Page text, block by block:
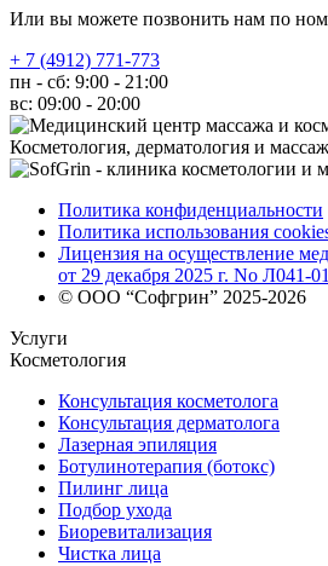
Или вы можете позвонить нам по
+ 7 (4912) 771-773
пн - сб: 9:00 - 21:00
вс: 09:00 - 20:00
Косметология, дерматология и массаж
Политика конфиденциальности
Политика использования
Лицензия на осуществление
от 29 декабря 2025 г. No Л041-
© ООО “Софгрин” 2025-2026
Услуги
Косметология
Консультация косметолога
Консультация дерматолога
Лазерная эпиляция
Ботулинотерапия (ботокс)
Пилинг лица
Подбор ухода
Биоревитализация
Чистка лица